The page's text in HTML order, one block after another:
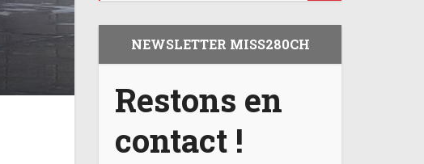
NEWSLETTER MISS280CH
Restons en
contact !